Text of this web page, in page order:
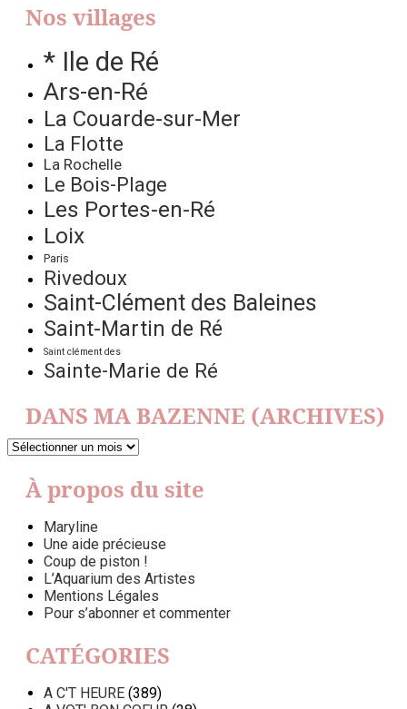
Nos villages
* Ile de Ré
Ars-en-Ré
La Couarde-sur-Mer
La Flotte
La Rochelle
Le Bois-Plage
Les Portes-en-Ré
Loix
Paris
Rivedoux
Saint-Clément des Baleines
Saint-Martin de Ré
Saint clément des
Sainte-Marie de Ré
DANS MA BAZENNE (ARCHIVES)
DANS
BAZENNE
(ARCHIVES)
À propos du site
Maryline
Une aide précieuse
Coup de piston !
L’Aquarium des Artistes
Mentions Légales
Pour s’abonner et commenter
CATÉGORIES
A C'T HEURE (389)